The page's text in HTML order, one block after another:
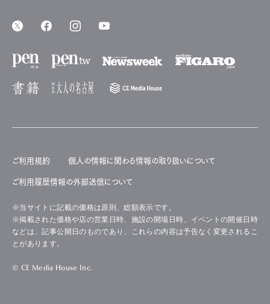
ご利用規約 個人の情報に関わる情報の取り扱いについて
ご利用履歴情報の外部送信について
※当サイトに記載の価格は原則、総額表示です。
※掲載された価格や店の営業日時、施設の開場日時、イベントの開催日時
などは、記事公開日のものであり、これらの内容は予告なく変更されるこ
とがあります。
© CE Media House Inc.